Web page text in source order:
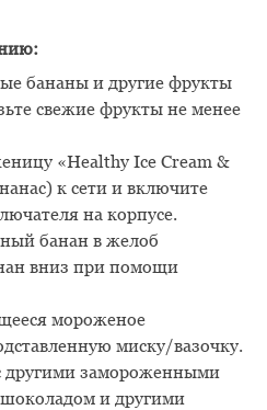
бананы и другие фрукты
свежие фрукты не менее
«Healthy Ice Cream &
к сети и включите
на корпусе.
банан в желоб
вниз при помощи
мороженое
миску/вазочку.
другими замороженными
и другими